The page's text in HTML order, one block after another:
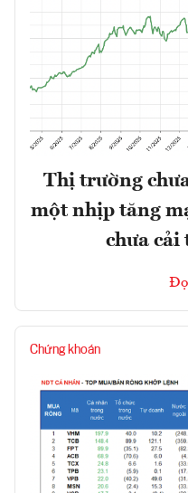
Thị trường
một nhịp tăng
chưa cải
Chứng khoán